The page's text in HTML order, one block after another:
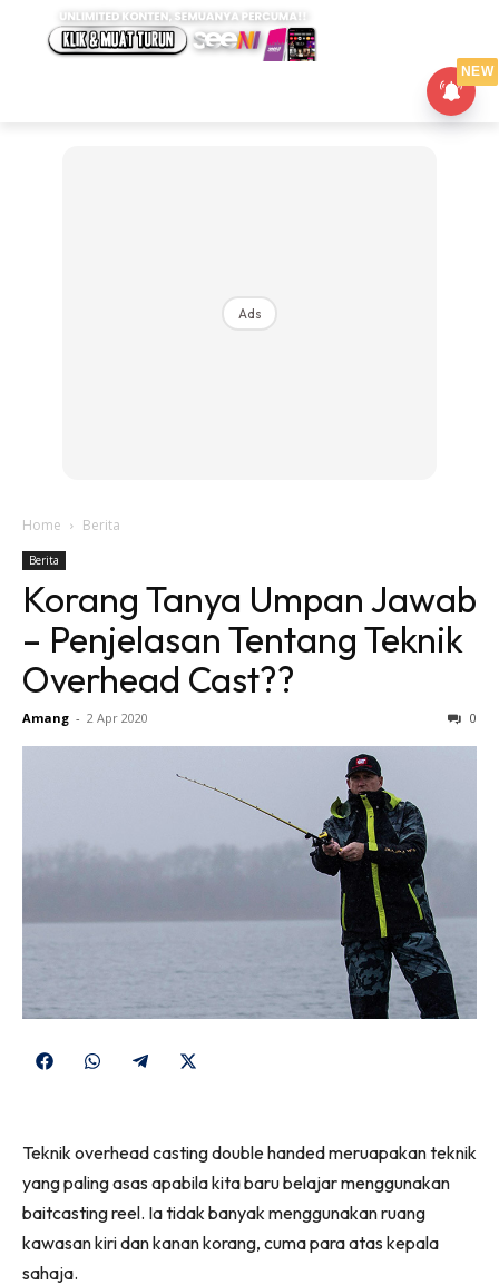
Ads
Home Berita
Berita
Korang Tanya Umpan Jawab
– Penjelasan Tentang Teknik
Overhead Cast??
Amang - 2 Apr 2020 0
Share
Share
Share
(Twitter)
Teknik overhead casting double handed meruapakan teknik
yang paling asas apabila kita baru belajar menggunakan
baitcasting reel. Ia tidak banyak menggunakan ruang
kawasan kiri dan kanan korang, cuma para atas kepala
sahaja.
NEW